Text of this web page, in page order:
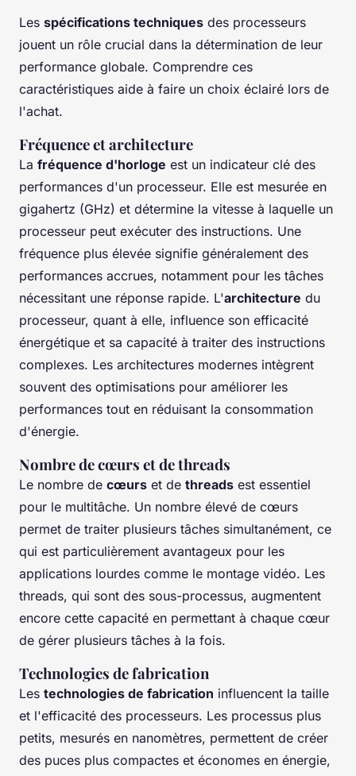
Les spécifications techniques des processeurs
jouent un rôle crucial dans la détermination de leur
performance globale. Comprendre ces
caractéristiques aide à faire un choix éclairé lors de
l'achat.
Fréquence et architecture
La fréquence d'horloge est un indicateur clé des
performances d'un processeur. Elle est mesurée en
gigahertz (GHz) et détermine la vitesse à laquelle un
processeur peut exécuter des instructions. Une
fréquence plus élevée signifie généralement des
performances accrues, notamment pour les tâches
nécessitant une réponse rapide. L'architecture du
processeur, quant à elle, influence son efficacité
énergétique et sa capacité à traiter des instructions
complexes. Les architectures modernes intègrent
souvent des optimisations pour améliorer les
performances tout en réduisant la consommation
d'énergie.
Nombre de cœurs et de threads
Le nombre de cœurs et de threads est essentiel
pour le multitâche. Un nombre élevé de cœurs
permet de traiter plusieurs tâches simultanément, ce
qui est particulièrement avantageux pour les
applications lourdes comme le montage vidéo. Les
threads, qui sont des sous-processus, augmentent
encore cette capacité en permettant à chaque cœur
de gérer plusieurs tâches à la fois.
Technologies de fabrication
Les technologies de fabrication influencent la taille
et l'efficacité des processeurs. Les processus plus
petits, mesurés en nanomètres, permettent de créer
des puces plus compactes et économes en énergie,